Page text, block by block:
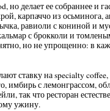
делает ее собраннее и
карпаччо из осьминога,
равиоли с кониной и
с брокколи и
но не упрощенно: в
ставку на specialty
имбирь с лемонграссом,
так что ресторан
ужину.